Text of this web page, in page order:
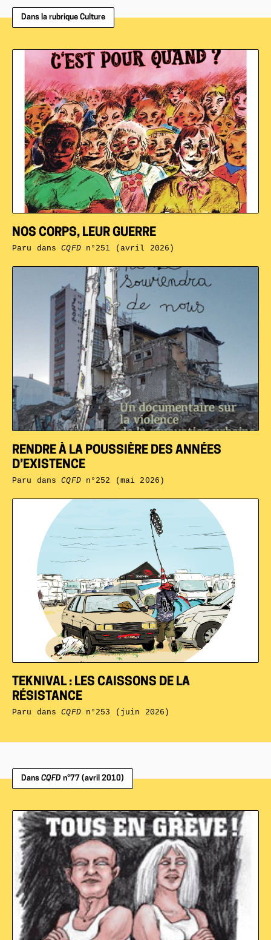
Dans la rubrique Culture
TEKNIVAL : LES CAISSONS DE LA
RÉSISTANCE
Paru dansCQFDn°253 (juin 2026)
RENDRE À LA POUSSIÈRE DES ANNÉES
D’EXISTENCE
Paru dansCQFDn°252 (mai 2026)
NOS CORPS, LEUR GUERRE
Paru dansCQFDn°251 (avril 2026)
Dans CQFD n°77 (avril 2010)